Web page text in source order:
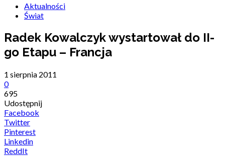
Aktualności
Świat
Radek Kowalczyk wystartował do II-
go Etapu – Francja
1 sierpnia 2011
0
695
Udostępnij
Facebook
Twitter
Pinterest
Linkedin
ReddIt